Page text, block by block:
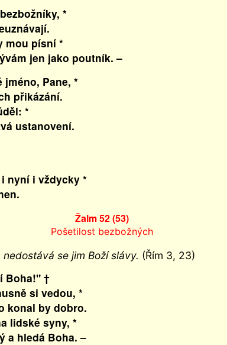
*
mou písní *
jen jako poutník. –
jméno, Pane, *
přikázání.
*
ustanovení.
nyní i vždycky *
Žalm 52 (53)
Pošetilost bezbožných
se jim Boží slávy. (Řím 3, 23)
Boha!" †
si vedou, *
by dobro.
lidské syny, *
hledá Boha. –